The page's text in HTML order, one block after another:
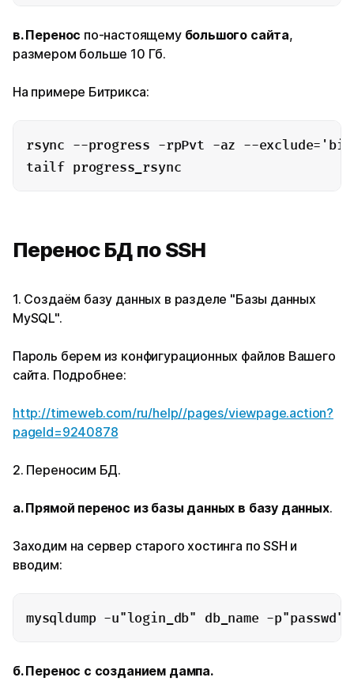
в. Перенос по-настоящему большого сайта,
размером больше 10 Гб.
На примере Битрикса:
rsync --progress -rpPvt -az --
tailf progress_rsync
Перенос БД по SSH
1. Создаём базу данных в разделе "Базы данных
MySQL".
Пароль берем из конфигурационных файлов Вашего
сайта. Подробнее:
http://timeweb.com/ru/help//pages/viewpage.action?
pageId=9240878
2. Переносим БД.
a. Прямой перенос из базы данных в базу данных.
Заходим на сервер старого хостинга по SSH и
вводим:
mysqldump -u"login_db" db_name -
б. Перенос с созданием дампа.